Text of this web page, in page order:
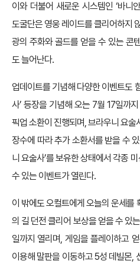
이와 더불어 새로운 시스템인 ‘바니
도굴단은 영웅 레이드를 클리어하지
광의 주화와 골드를 얻을 수 있는 콘
도 늘어난다.
업데이트를 기념해 다양한 이벤트도
사’ 등장을 기념해 오는 7월 17일까
픽업 소환이 진행되며, 브라우니 요
장수에 따라 추가 소환서를 받을 수
니 요술사’를 보유한 상태에서 각종
수 있는 이벤트가 열린다.
이 밖에도 오컬트에게 오늘의 운세를
의 길 던전 클리어 보상을 얻을 수 있
일까지 열리며, 게임을 플레이하고
이용해 말판을 이동하고 5성 데빌몬,